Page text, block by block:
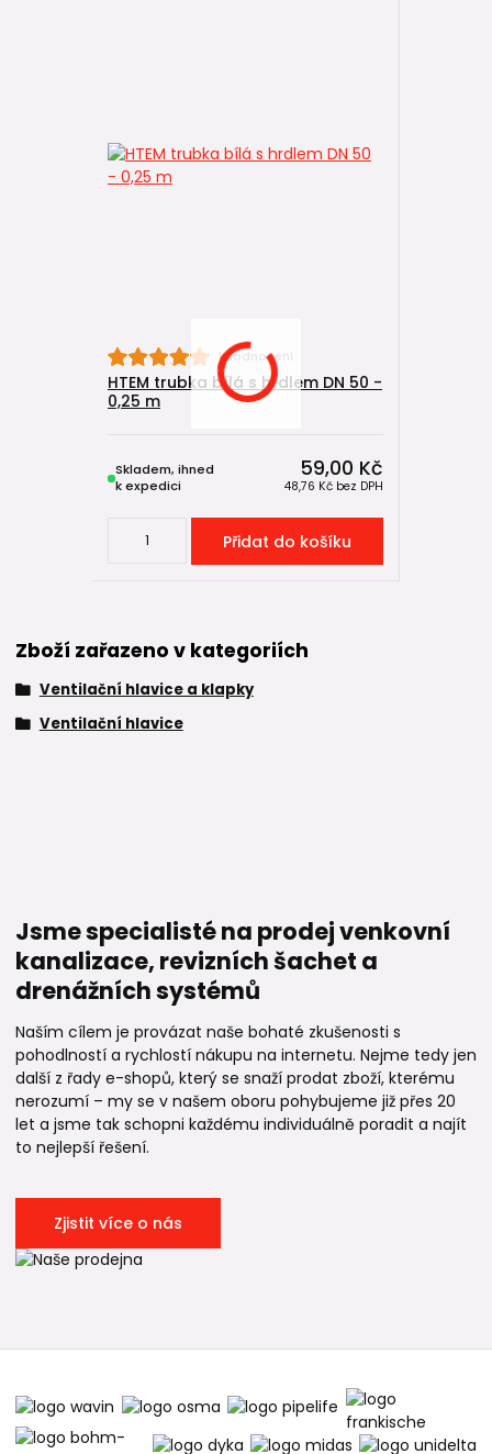
1 hodnocení
HTEM trubka bílá s hrdlem DN 50 -
0,25 m
59,00 Kč
48,76 Kč bez DPH
Skladem, ihned
k expedici
Přidat do košíku
Zboží zařazeno v kategoriích
Ventilační hlavice a klapky
Ventilační hlavice
Jsme specialisté na prodej venkovní
kanalizace, revizních šachet a
drenážních systémů
Naším cílem je provázat naše bohaté zkušenosti s
pohodlností a rychlostí nákupu na internetu. Nejme tedy jen
další z řady e-shopů, který se snaží prodat zboží, kterému
nerozumí – my se v našem oboru pohybujeme již přes 20
let a jsme tak schopni každému individuálně poradit a najít
to nejlepší řešení.
Zjistit více o nás